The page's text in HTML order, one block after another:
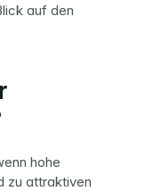
auf den
hohe
zu attraktiven